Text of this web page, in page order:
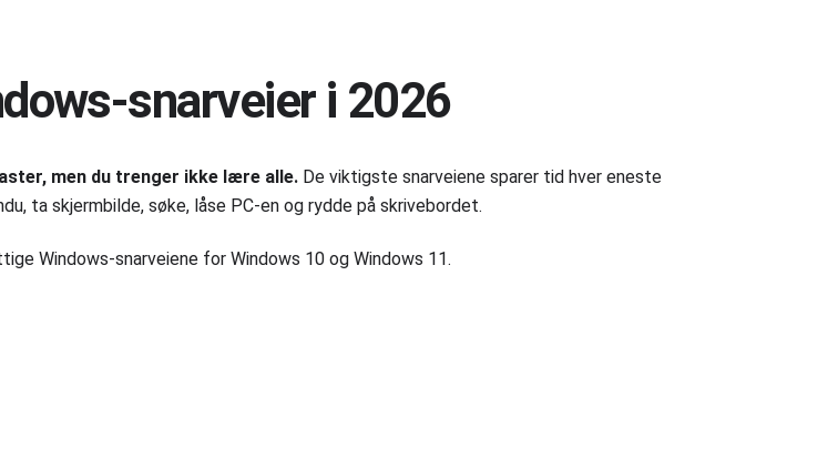
snarveier i 2026
men du trenger ikke lære alle. De viktigste snarveiene sparer tid hver eneste
ta skjermbilde, søke, låse PC-en og rydde på skrivebordet.
Windows-snarveiene for Windows 10 og Windows 11.